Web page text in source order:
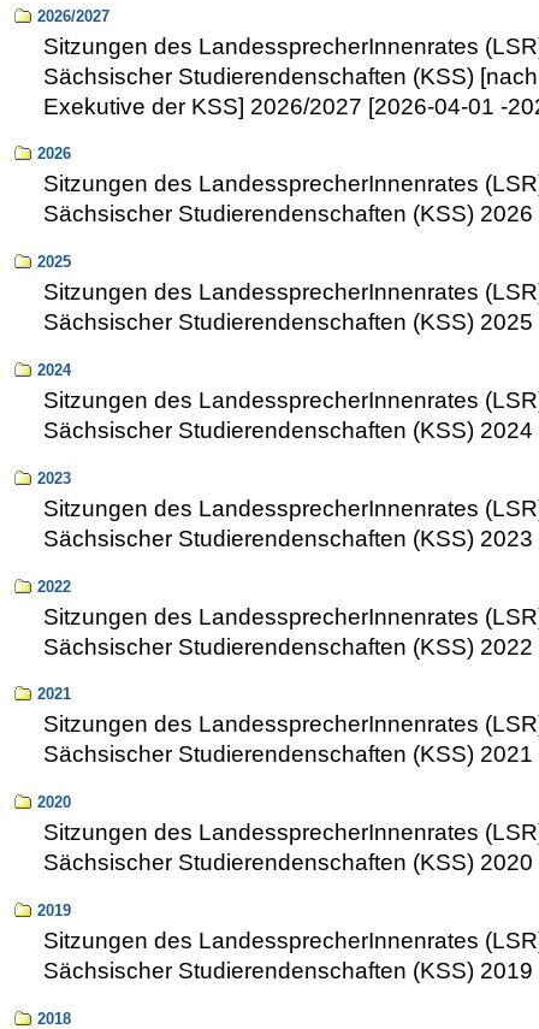
2026/2027
Sitzungen des LandessprecherInnenrates
Sächsischer Studierendenschaften (KSS)
Exekutive der KSS] 2026/2027 [2026-04-01 -
2026
Sitzungen des LandessprecherInnenrates
Sächsischer Studierendenschaften (KSS)
2025
Sitzungen des LandessprecherInnenrates
Sächsischer Studierendenschaften (KSS) 2025
2024
Sitzungen des LandessprecherInnenrates
Sächsischer Studierendenschaften (KSS) 2024
2023
Sitzungen des LandessprecherInnenrates
Sächsischer Studierendenschaften (KSS) 2023
2022
Sitzungen des LandessprecherInnenrates
Sächsischer Studierendenschaften (KSS) 2022
2021
Sitzungen des LandessprecherInnenrates
Sächsischer Studierendenschaften (KSS) 2021
2020
Sitzungen des LandessprecherInnenrates
Sächsischer Studierendenschaften (KSS) 2020
2019
Sitzungen des LandessprecherInnenrates
Sächsischer Studierendenschaften (KSS) 2019
2018